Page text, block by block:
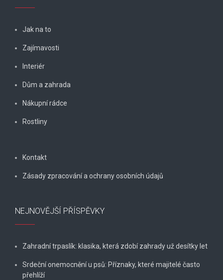
Jak na to
Zajímavosti
Interiér
Dům a zahrada
Nákupní rádce
Rostliny
Kontakt
Zásady zpracování a ochrany osobních údajů
NEJNOVĚJŠÍ PŘÍSPĚVKY
Zahradní trpaslík: klasika, která zdobí zahrady už desítky let
Srdeční onemocnění u psů: Příznaky, které majitelé často
přehlíží